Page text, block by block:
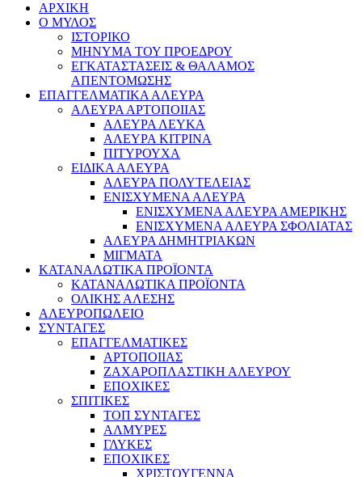
ΑΡΧΙΚΗ
Ο ΜΥΛΟΣ
ΙΣΤΟΡΙΚΟ
ΜΗΝΥΜΑ ΤΟΥ ΠΡΟΕΔΡΟΥ
ΕΓΚΑΤΑΣΤΑΣΕΙΣ & ΘΑΛΑΜΟΣ
ΑΠΕΝΤΟΜΩΣΗΣ
ΕΠΑΓΓΕΛΜΑΤΙΚΑ ΑΛΕΥΡΑ
ΑΛΕΥΡΑ ΑΡΤΟΠΟΙΙΑΣ
ΑΛΕΥΡΑ ΛΕΥΚΑ
ΑΛΕΥΡΑ ΚΙΤΡΙΝΑ
ΠΙΤΥΡΟΥΧΑ
ΕΙΔΙΚΑ ΑΛΕΥΡΑ
ΑΛΕΥΡΑ ΠΟΛΥΤΕΛΕΙΑΣ
ΕΝΙΣΧΥΜΕΝΑ ΑΛΕΥΡΑ
ΕΝΙΣΧΥΜΕΝΑ ΑΛΕΥΡΑ ΑΜΕΡΙΚΗΣ
ΕΝΙΣΧΥΜΕΝΑ ΑΛΕΥΡΑ ΣΦΟΛΙΑΤΑΣ
ΑΛΕΥΡΑ ΔΗΜΗΤΡΙΑΚΩΝ
ΜΙΓΜΑΤΑ
ΚΑΤΑΝΑΛΩΤΙΚΑ ΠΡΟΪΟΝΤΑ
ΚΑΤΑΝΑΛΩΤΙΚΑ ΠΡΟΪΟΝΤΑ
ΟΛΙΚΗΣ ΑΛΕΣΗΣ
ΑΛΕΥΡΟΠΩΛΕΙΟ
ΣΥΝΤΑΓΕΣ
ΕΠΑΓΓΕΛΜΑΤΙΚΕΣ
ΑΡΤΟΠΟΙΙΑΣ
ΖΑΧΑΡΟΠΛΑΣΤΙΚΗ ΑΛΕΥΡΟΥ
ΕΠΟΧΙΚΕΣ
ΣΠΙΤΙΚΕΣ
ΤΟΠ ΣΥΝΤΑΓΕΣ
ΑΛΜΥΡΕΣ
ΓΛΥΚΕΣ
ΕΠΟΧΙΚΕΣ
ΧΡΙΣΤΟΥΓΕΝΝΑ